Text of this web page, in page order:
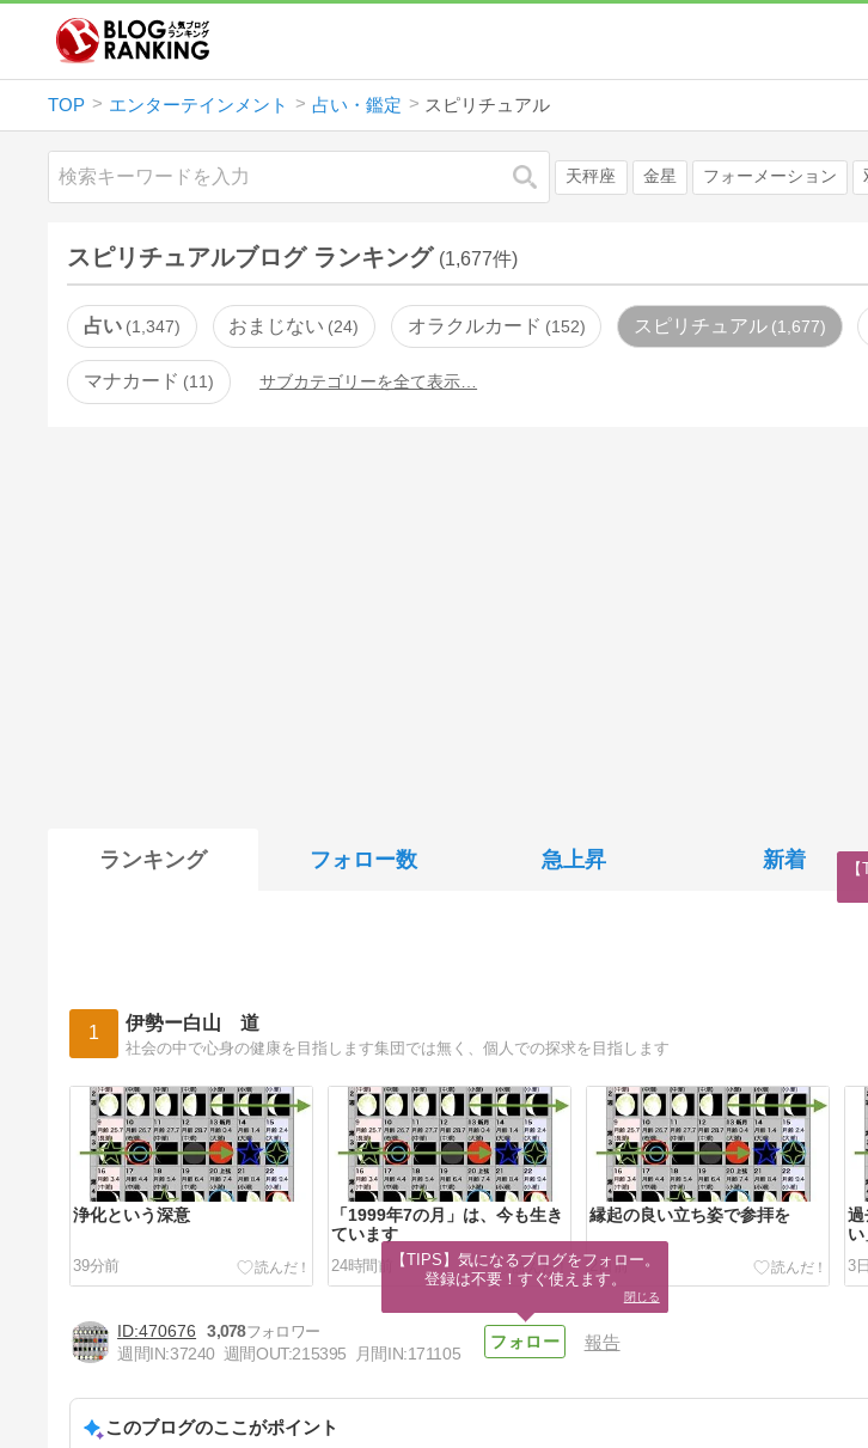
TOP エンターテインメント 占い・鑑定 スピリチュアル
検索 天秤座 金星 フォーメーション
スピリチュアルブログ ランキング (1,677件)
占い 1,347 おまじない 24 オラクルカード 152 スピリチュアル 1,677
マナカード 11 サブカテゴリーを全て表示…
ランキング フォロー数 急上昇 新着
1 伊勢ー白山 道
社会の中で心身の健康を目指します集団では無く、個人での探求を目指します
浄化という深意
39分前
「1999年7の月」は、今も生き
ています
24時間前
縁起の良い立ち姿で参拝を
2日前
過
3
470676
3,078
週間IN:37240 週間OUT:215395 月間IN:171105
報告
このブログのここがポイント
【TIPS】気になるブログをフォロー。
登録は不要！すぐ使えます。
閉じる